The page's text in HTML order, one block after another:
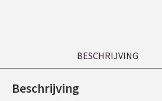
BESCHRIJVING
Beschrijving